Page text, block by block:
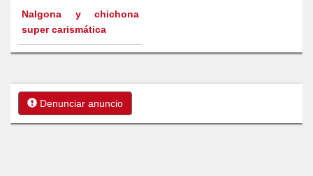
Nalgona y chichona
super carismática
Denunciar anuncio